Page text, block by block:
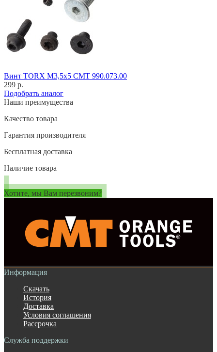
Винт TORX M3,5x5 CMT 990.073.00
299 р.
Подобрать аналог
Наши преимущества
Качество товара
Гарантия производителя
Бесплатная доставка
Наличие товара
Хотите, мы Вам перезвоним?
Информация
Скачать
История
Доставка
Условия соглашения
Рассрочка
Служба поддержки